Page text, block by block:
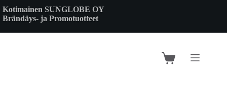
to
content
Kotimainen SUNGLOBE OY
Brändäys- ja Promotuotteet
Shopping